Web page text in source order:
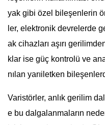
yak gibi özel bileşenlerin
ler, elektronik devrelerde
ak cihazları aşırı
klar ise güç kontrolü ve
nılan yarıiletken
Varistörler, anlık gerilim
e bu dalgalanmaların